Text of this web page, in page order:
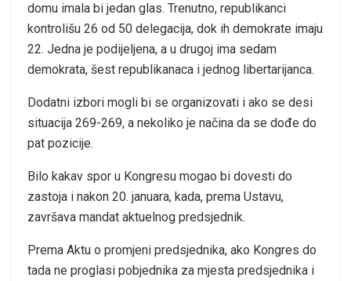
domu imala bi jedan glas. Trenutno, republikanci
kontrolišu 26 od 50 delegacija, dok ih demokrate imaju
22. Jedna je podijeljena, a u drugoj ima sedam
demokrata, šest republikanaca i jednog libertarijanca.
Dodatni izbori mogli bi se organizovati i ako se desi
situacija 269-269, a nekoliko je načina da se dođe do
pat pozicije.
Bilo kakav spor u Kongresu mogao bi dovesti do
zastoja i nakon 20. januara, kada, prema Ustavu,
završava mandat aktuelnog predsjednik.
Prema Aktu o promjeni predsjednika, ako Kongres do
tada ne proglasi pobjednika za mjesta predsjednika i